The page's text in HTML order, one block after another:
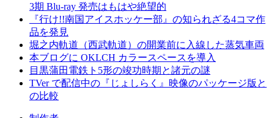
3期 Blu-ray 発売はもはや絶望的
『行け!!南国アイスホッケー部』の知られざる4コマ作
品を発見
堀之内軌道（西武軌道）の開業前に入線した蒸気車両
本ブログに OKLCH カラースペースを導入
目黒蒲田電鉄ト5形の竣功時期と諸元の謎
TVer で配信中の『じょしらく』映像のパッケージ版と
の比較